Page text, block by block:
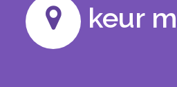
keur